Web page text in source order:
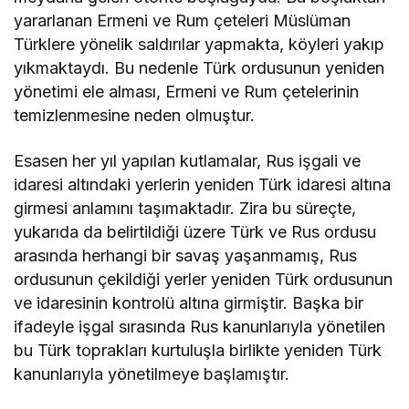
yararlanan Ermeni ve Rum çeteleri Müslüman
Türklere yönelik saldırılar yapmakta, köyleri yakıp
yıkmaktaydı. Bu nedenle Türk ordusunun yeniden
yönetimi ele alması, Ermeni ve Rum çetelerinin
temizlenmesine neden olmuştur.
Esasen her yıl yapılan kutlamalar, Rus işgali ve
idaresi altındaki yerlerin yeniden Türk idaresi altına
girmesi anlamını taşımaktadır. Zira bu süreçte,
yukarıda da belirtildiği üzere Türk ve Rus ordusu
arasında herhangi bir savaş yaşanmamış, Rus
ordusunun çekildiği yerler yeniden Türk ordusunun
ve idaresinin kontrolü altına girmiştir. Başka bir
ifadeyle işgal sırasında Rus kanunlarıyla yönetilen
bu Türk toprakları kurtuluşla birlikte yeniden Türk
kanunlarıyla yönetilmeye başlamıştır.